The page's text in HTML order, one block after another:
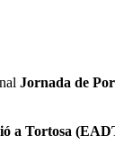
Jornada de
a Tortosa